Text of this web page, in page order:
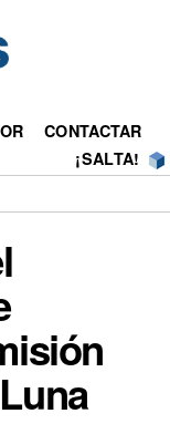
CONTACTAR
¡SALTA!